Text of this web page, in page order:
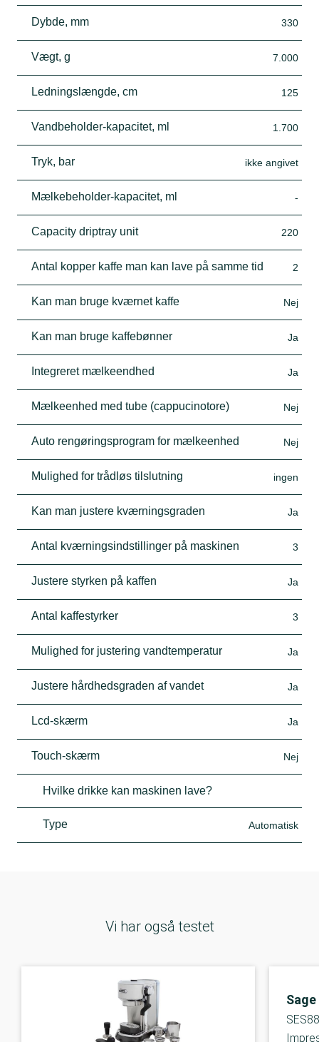
Dybde, mm 330
Vægt, g 7.000
Ledningslængde, cm 125
Vandbeholder-kapacitet, ml 1.700
Tryk, bar ikke angivet
Mælkebeholder-kapacitet, ml -
Capacity driptray unit 220
Antal kopper kaffe man kan lave på samme tid 2
Kan man bruge kværnet kaffe Nej
Kan man bruge kaffebønner Ja
Integreret mælkeendhed Ja
Mælkeenhed med tube (cappucinotore) Nej
Auto rengøringsprogram for mælkeenhed Nej
Mulighed for trådløs tilslutning ingen
Kan man justere kværningsgraden Ja
Antal kværningsindstillinger på maskinen 3
Justere styrken på kaffen Ja
Antal kaffestyrker 3
Mulighed for justering vandtemperatur Ja
Justere hårdhedsgraden af vandet Ja
Lcd-skærm Ja
Touch-skærm Nej
Hvilke drikke kan maskinen lave?
Type Automatisk
Vi har også testet
Sage